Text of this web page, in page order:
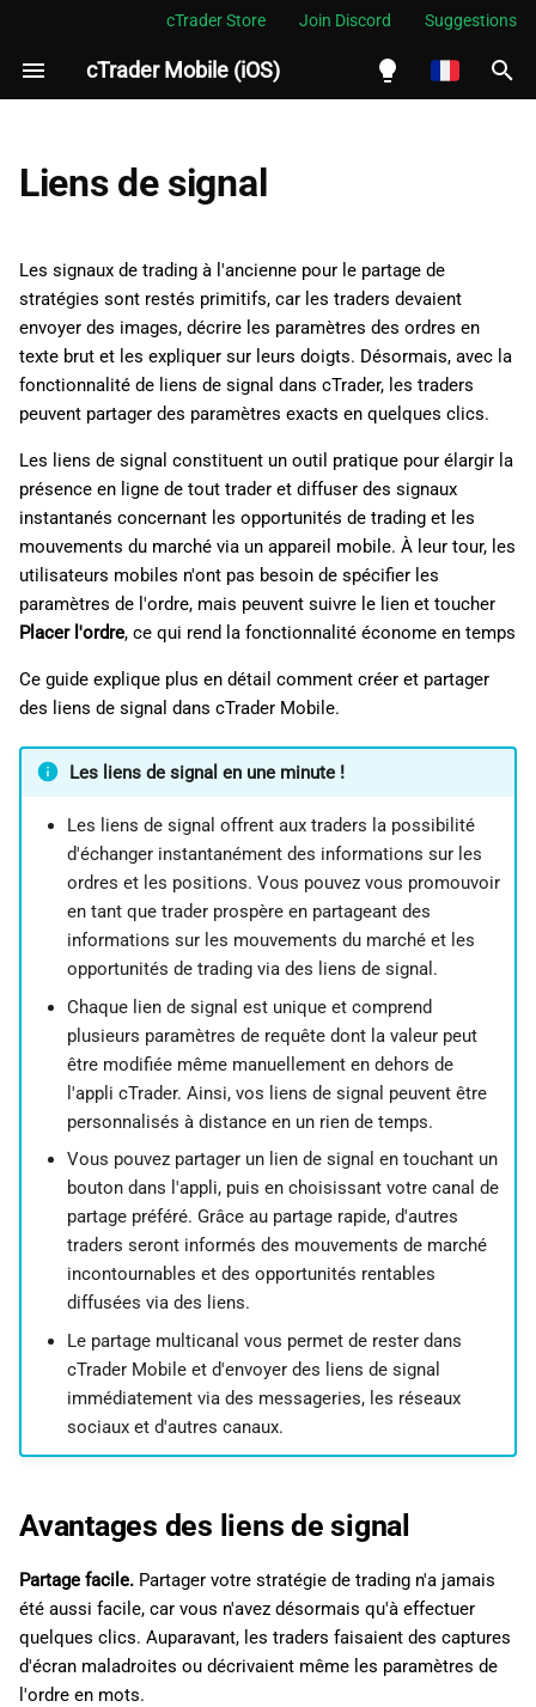
cTrader Store Join Discord Suggestions
cTrader Mobile (iOS)
العربية
Indonesia
ไทย
Tiếng Việt
한국어
中文
日本語
Deutsch
Français
Italiano
Türkçe
I
i
a
l
i
s
a
t
i
n
d
Avantages des liens de signal
Comment les liens de signal
sont structurés
Comment générer et copier
un lien de signal
Comment modifier les liens
de signal en dehors de
cTrader
Liens de signal
Les signaux de trading à l'ancienne pour le partage de
stratégies sont restés primitifs, car les traders devaient
envoyer des images, décrire les paramètres des ordres en
texte brut et les expliquer sur leurs doigts. Désormais, avec la
fonctionnalité de liens de signal dans cTrader, les traders
peuvent partager des paramètres exacts en quelques clics.
Les liens de signal constituent un outil pratique pour élargir la
présence en ligne de tout trader et diffuser des signaux
instantanés concernant les opportunités de trading et les
mouvements du marché via un appareil mobile. À leur tour, les
utilisateurs mobiles n'ont pas besoin de spécifier les
paramètres de l'ordre, mais peuvent suivre le lien et toucher
Placer l'ordre, ce qui rend la fonctionnalité économe en temps
Ce guide explique plus en détail comment créer et partager
des liens de signal dans cTrader Mobile.
Les liens de signal en une minute !
Les liens de signal offrent aux traders la possibilité
d'échanger instantanément des informations sur les
ordres et les positions. Vous pouvez vous promouvoir
en tant que trader prospère en partageant des
informations sur les mouvements du marché et les
opportunités de trading via des liens de signal.
Chaque lien de signal est unique et comprend
plusieurs paramètres de requête dont la valeur peut
être modifiée même manuellement en dehors de
l'appli cTrader. Ainsi, vos liens de signal peuvent être
personnalisés à distance en un rien de temps.
Vous pouvez partager un lien de signal en touchant un
bouton dans l'appli, puis en choisissant votre canal de
partage préféré. Grâce au partage rapide, d'autres
traders seront informés des mouvements de marché
incontournables et des opportunités rentables
diffusées via des liens.
Le partage multicanal vous permet de rester dans
cTrader Mobile et d'envoyer des liens de signal
immédiatement via des messageries, les réseaux
sociaux et d'autres canaux.
Avantages des liens de signal
Partage facile. Partager votre stratégie de trading n'a jamais
été aussi facile, car vous n'avez désormais qu'à effectuer
quelques clics. Auparavant, les traders faisaient des captures
d'écran maladroites ou décrivaient même les paramètres de
l'ordre en mots.